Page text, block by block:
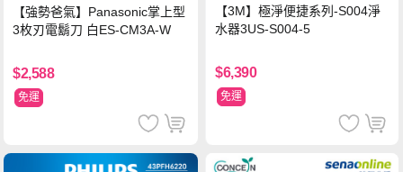
【強勢爸氣】Panasonic掌上型
3枚刃電鬍刀 白ES-CM3A-W
$2,588
免運
【3M】極淨便捷系列-S004淨
水器3US-S004-5
$6,390
免運